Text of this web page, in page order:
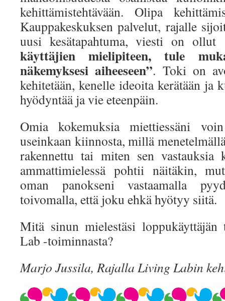
kehittämistehtävään. Olipa
Kauppakeskuksen palvelut, rajalle
uusi kesätapahtuma, viesti on ollut
käyttäjien mielipiteen, tule
näkemyksesi aiheeseen”. Toki on
kehitetään, kenelle ideoita kerätään ja
hyödyntää ja vie eteenpäin.
Omia kokemuksia miettiessäni
useinkaan kiinnosta, millä
rakennettu tai miten sen vastauksia
ammattimielessä pohtii näitäkin,
oman panokseni vastaamalla
toivomalla, että joku ehkä hyötyy siitä.
Mitä sinun mielestäsi
Lab -toiminnasta?
Marjo Jussila, Rajalla Living Labin